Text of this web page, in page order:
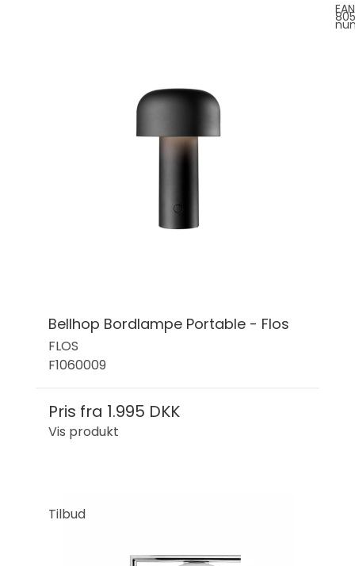
Bellhop Bordlampe Portable - Flos
FLOS
F1060009
Pris fra 1.995 DKK
Vis produkt
Tilbud